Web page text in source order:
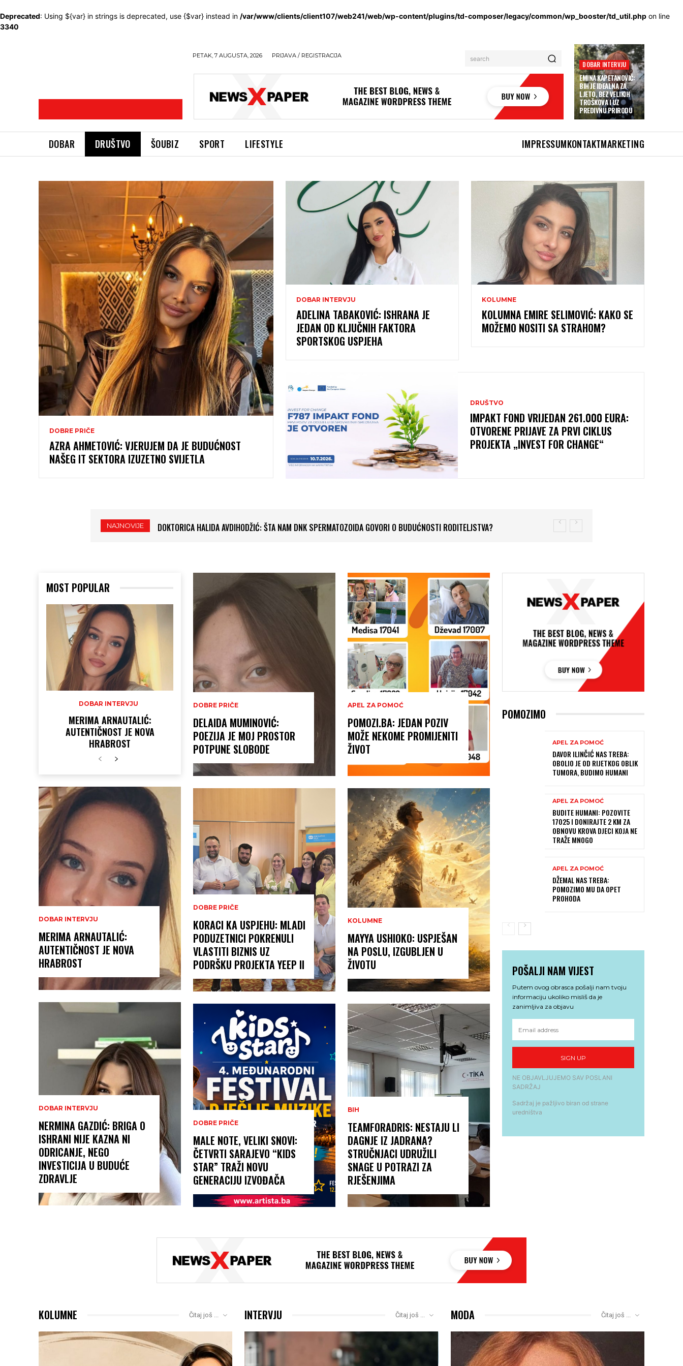
Deprecated: Using ${var} in strings is deprecated, use {$var} instead in /var/www/clients/client107/web241/web/wp-content/plugins/td-composer/legacy/common/wp_booster/td_util.php on line
3340
PETAK, 7 AUGUSTA, 2026 PRIJAVA / REGISTRACIJA search
DOBAR INTERVJU
EMINA KAPETANOVIĆ:
BIH JE IDEALNA ZA
LJETO, BEZ VELIKIH
TROŠKOVA I UZ
PREDIVNU PRIRODU
DOBAR DRUŠTVO ŠOUBIZ SPORT LIFESTYLE IMPRESSUMKONTAKTMARKETING
DOBRE PRIČE
AZRA AHMETOVIĆ: VJERUJEM DA JE BUDUĆNOST
NAŠEG IT SEKTORA IZUZETNO SVIJETLA
DOBAR INTERVJU
ADELINA TABAKOVIĆ: ISHRANA JE
JEDAN OD KLJUČNIH FAKTORA
SPORTSKOG USPJEHA
KOLUMNE
KOLUMNA EMIRE SELIMOVIĆ: KAKO SE
MOŽEMO NOSITI SA STRAHOM?
DRUŠTVO
IMPAKT FOND VRIJEDAN 261.000 EURA:
OTVORENE PRIJAVE ZA PRVI CIKLUS
PROJEKTA „INVEST FOR CHANGE“
NAJNOVIJE DOKTORICA HALIDA AVDIHODŽIĆ: ŠTA NAM DNK SPERMATOZOIDA GOVORI O BUDUĆNOSTI RODITELJSTVA?
KLASIKA UZ HARMONIKU: HASAN MURATOVIĆ I VLADIMIR MIHAJLOV ODUŠEVILI SARAJEVO U ZEMALJSKOM MUZEJU
MOST POPULAR
DOBAR INTERVJU
MERIMA ARNAUTALIĆ:
AUTENTIČNOST JE NOVA
HRABROST
DOBAR INTERVJU
MERIMA ARNAUTALIĆ:
AUTENTIČNOST JE NOVA
HRABROST
DOBAR INTERVJU
NERMINA GAZDIĆ: BRIGA O
ISHRANI NIJE KAZNA NI
ODRICANJE, NEGO
INVESTICIJA U BUDUĆE
ZDRAVLJE
DOBRE PRIČE
DELAIDA MUMINOVIĆ:
POEZIJA JE MOJ PROSTOR
POTPUNE SLOBODE
DOBRE PRIČE
KORACI KA USPJEHU: MLADI
PODUZETNICI POKRENULI
VLASTITI BIZNIS UZ
PODRŠKU PROJEKTA YEEP II
DOBRE PRIČE
MALE NOTE, VELIKI SNOVI:
ČETVRTI SARAJEVO “KIDS
STAR” TRAŽI NOVU
GENERACIJU IZVOĐAČA
APEL ZA POMOĆ
POMOZI.BA: JEDAN POZIV
MOŽE NEKOME PROMIJENITI
ŽIVOT
KOLUMNE
MAYYA USHIOKO: USPJEŠAN
NA POSLU, IZGUBLJEN U
ŽIVOTU
BIH
TEAMFORADRIS: NESTAJU LI
DAGNJE IZ JADRANA?
STRUČNJACI UDRUŽILI
SNAGE U POTRAZI ZA
RJEŠENJIMA
POMOZIMO
APEL ZA POMOĆ
DAVOR ILINČIĆ NAS TREBA:
OBOLIO JE OD RIJETKOG OBLIK
TUMORA, BUDIMO HUMANI
APEL ZA POMOĆ
BUDITE HUMANI: POZOVITE
17025 I DONIRAJTE 2 KM ZA
OBNOVU KROVA DJECI KOJA NE
TRAŽE MNOGO
APEL ZA POMOĆ
DŽEMAL NAS TREBA:
POMOZIMO MU DA OPET
PROHODA
POŠALJI NAM VIJEST
Putem ovog obrasca pošalji nam tvoju
informaciju ukoliko misliš da je
zanimljiva za objavu
SIGN UP
NE OBJAVLJUJEMO SAV POSLANI
SADRŽAJ
Sadržaj je pažljivo biran od strane
uredništva
KOLUMNE Čitaj još ... INTERVJU Čitaj još ... MODA Čitaj još ...